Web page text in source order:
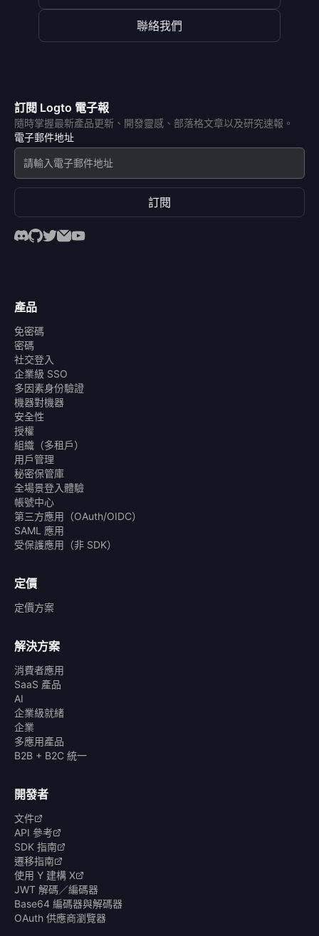
聯絡我們
訂閱 Logto 電子報
隨時掌握最新產品更新、開發靈感、部落格文章以及研究速報。
電子郵件地址
訂閱
產品
免密碼
密碼
社交登入
企業級 SSO
多因素身份驗證
機器對機器
安全性
授權
組織（多租戶）
用戶管理
秘密保管庫
全場景登入體驗
帳號中心
第三方應用（OAuth/OIDC）
SAML 應用
受保護應用（非 SDK）
定價
定價方案
解決方案
消費者應用
SaaS 產品
AI
企業級就緒
企業
多應用產品
B2B + B2C 統一
開發者
文件
API 參考
SDK 指南
遷移指南
使用 Y 建構 X
JWT 解碼／編碼器
Base64 編碼器與解碼器
OAuth 供應商瀏覽器